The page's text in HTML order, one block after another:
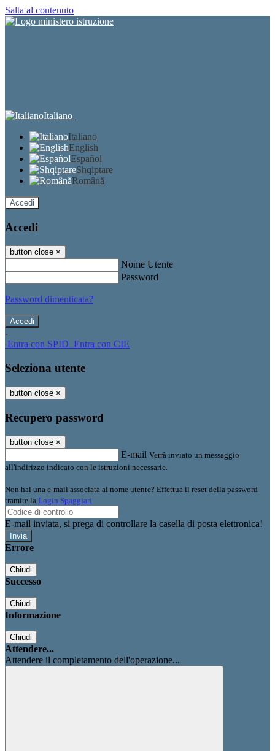
Salta al contenuto
Italiano
Italiano
English
Español
Shqiptare
Română
Accedi
Accedi
button close ×
Nome Utente
Password
Password dimenticata?
-
Entra con SPID Entra con CIE
Seleziona utente
button close ×
Recupero password
button close ×
E-mail Verrà inviato un messaggio
all'indirizzo indicato con le istruzioni necessarie.
Non hai una e-mail associata al nome utente? Effettua il reset della password
tramite la Login Spaggiari
E-mail inviata, si prega di controllare la casella di posta elettronica!
Errore
Chiudi
Successo
Chiudi
Informazione
Chiudi
Attendere...
Attendere il completamento dell'operazione...